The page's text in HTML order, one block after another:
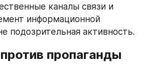
каналы связи и
информационной
подозрительная активность.
пропаганды